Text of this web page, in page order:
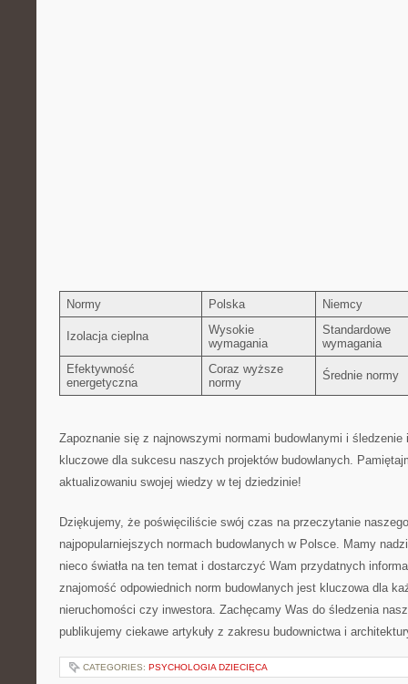
Normy Polska Niemcy
Izolacja cieplna
Wysokie
wymagania
Standardowe
wymagania
Efektywność
energetyczna
Coraz wyższe
normy
Średnie normy
Zapoznanie się z najnowszymi normami budowlanymi i
kluczowe dla sukcesu naszych projektów ​budowlanych.
aktualizowaniu swojej wiedzy w tej dziedzinie!
Dziękujemy, że poświęciliście swój czas na przeczytanie
najpopularniejszych normach budowlanych ‍w Polsce. Mamy
nieco światła⁣ na ten temat ⁤i dostarczyć ​Wam​ przydatnych
znajomość odpowiednich norm budowlanych jest kluczowa dla
nieruchomości czy inwestora. Zachęcamy ⁣Was do śledzenia‌
publikujemy ⁤ciekawe artykuły z zakresu⁢ budownictwa i
CATEGORIES: PSYCHOLOGIA DZIECIĘCA